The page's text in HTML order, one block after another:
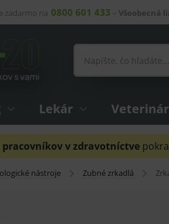
zadarmo na 0800 601 433 – Všeobecná
Lekár Veterinár
pracovníkov v zdravotníctve
nástroje Zubné zrkadlá